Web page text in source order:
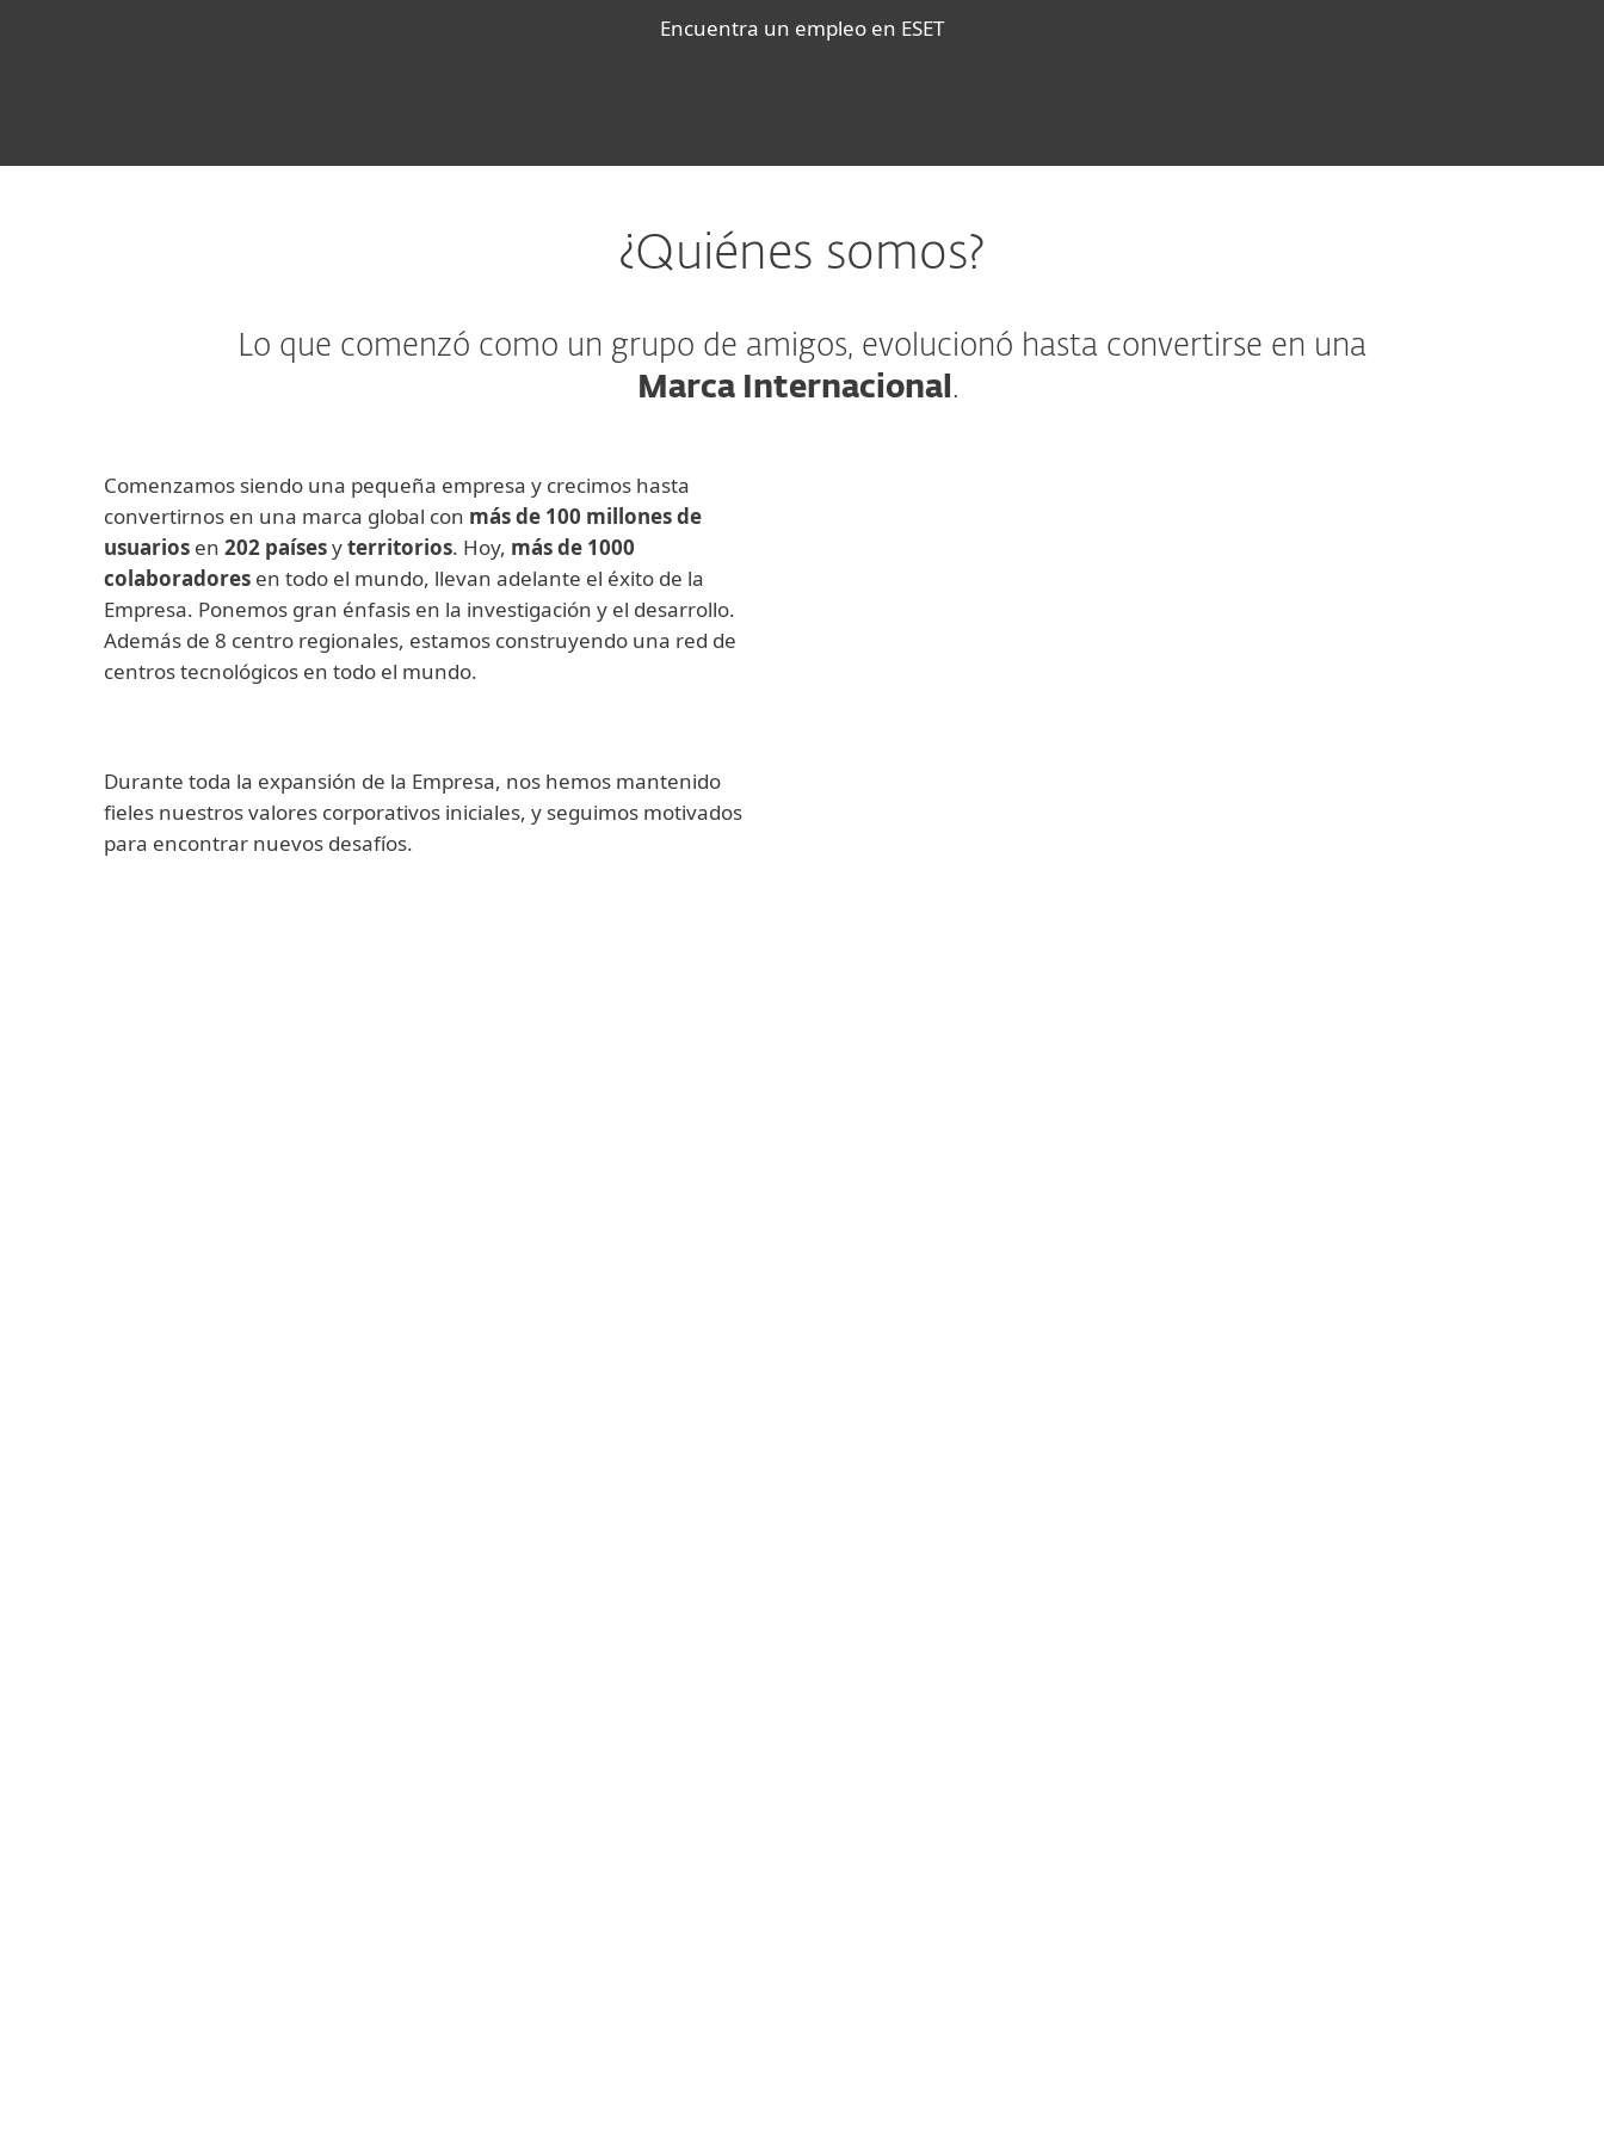
Encuentra un empleo en ESET
¿Quiénes somos?
Lo que comenzó como un grupo de amigos, evolucionó hasta convertirse en una
Marca Internacional .
Comenzamos siendo una pequeña empresa y crecimos hasta
convertirnos en una marca global con más de 100 millones de
usuarios en 202 paísesyterritorios. Hoy, más de 1000
colaboradores en todo el mundo, llevan adelante el éxito de la
Empresa. Ponemos gran énfasis en la investigación y el desarrollo.
Además de 8 centro regionales, estamos construyendo una red de
centros tecnológicos en todo el mundo.
Durante toda la expansión de la Empresa, nos hemos mantenido
fieles nuestros valores corporativos iniciales, y seguimos motivados
para encontrar nuevos desafíos.